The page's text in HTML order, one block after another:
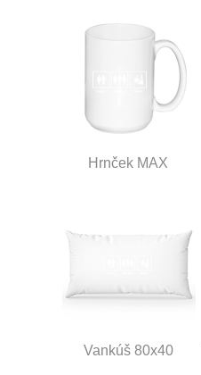
Hrnček MAX
Vankúš 80x40